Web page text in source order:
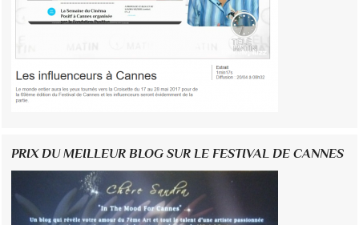
PRIX DU MEILLEUR BLOG SUR LE FESTIVAL DE CANNES